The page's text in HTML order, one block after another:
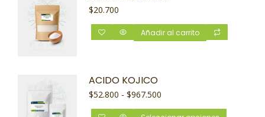
$20.700
Añadir al carrito
ACIDO KOJICO
$52.800 - $967.500